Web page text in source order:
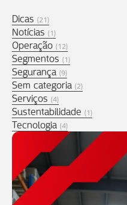
Dicas (21)
Notícias (1)
Operação (12)
Segmentos (1)
Segurança (9)
Sem categoria (2)
Serviços (4)
Sustentabilidade (1)
Tecnologia (4)